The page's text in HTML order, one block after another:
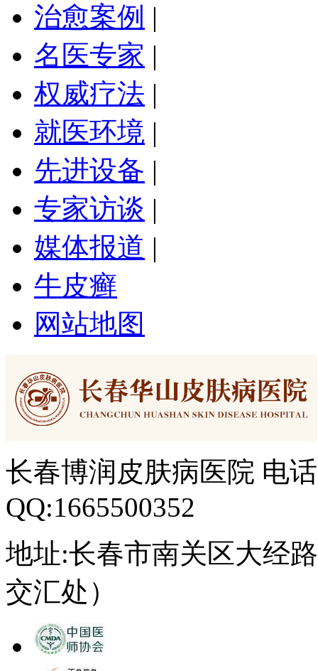
治愈案例 |
名医专家 |
权威疗法 |
就医环境 |
先进设备 |
专家访谈 |
媒体报道 |
牛皮癣
网站地图
长春博润皮肤病医院 电
QQ:1665500352
地址:长春市南关区大经
交汇处）